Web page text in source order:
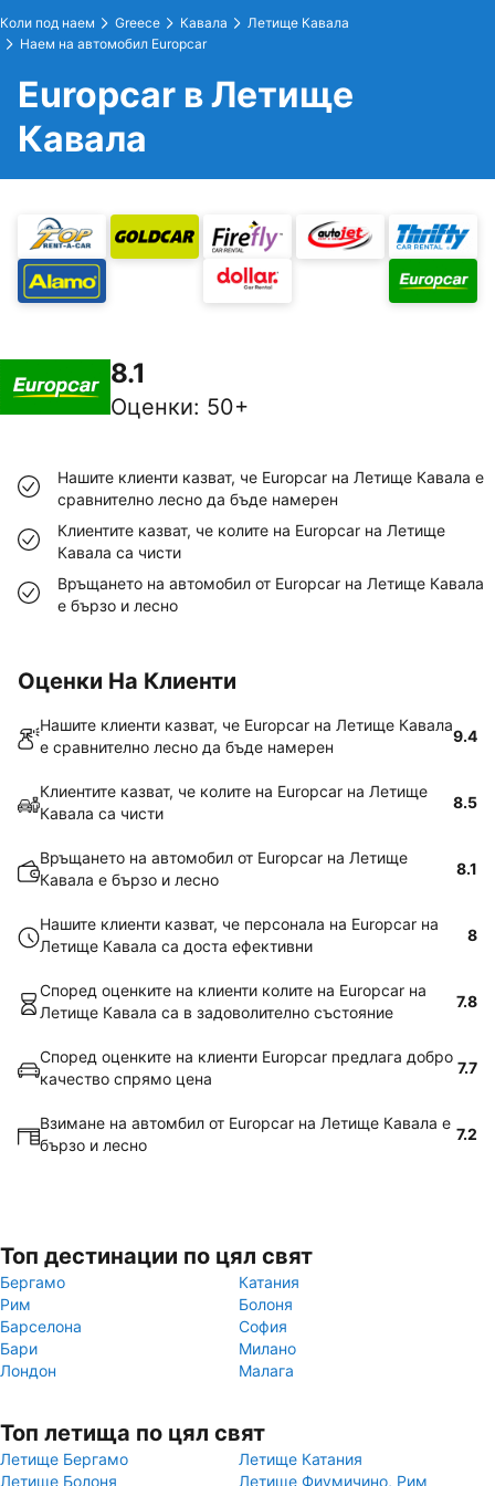
Коли под наем Greece Кавала
Летище Кавала
Наем на автомобил Europcar
Europcar в Летище
Кавала
8.1
Оценки: 50+
Нашите клиенти казват, че Europcar на Летище Кавала е
сравнително лесно да бъде намерен
Клиентите казват, че колите на Europcar на Летище
Кавала са чисти
Връщането на автомобил от Europcar на Летище Кавала
е бързо и лесно
Оценки На Клиенти
Нашите клиенти казват, че Europcar на Летище Кавала
е сравнително лесно да бъде намерен
9.4
Клиентите казват, че колите на Europcar на Летище
Кавала са чисти
8.5
Връщането на автомобил от Europcar на Летище
Кавала е бързо и лесно
8.1
Нашите клиенти казват, че персонала на Europcar на
Летище Кавала са доста ефективни
8
Според оценките на клиенти колите на Europcar на
Летище Кавала са в задоволително състояние
7.8
Според оценките на клиенти Europcar предлага добро
качество спрямо цена
7.7
Взимане на автомбил от Europcar на Летище Кавала е
бързо и лесно
7.2
Топ дестинации по цял свят
Бергамо
Катания
Рим
Болоня
Барселона
София
Бари
Милано
Лондон
Малага
Топ летища по цял свят
Летище Бергамо
Летище Катания
Летище Болоня
Летище Фиумичино, Рим